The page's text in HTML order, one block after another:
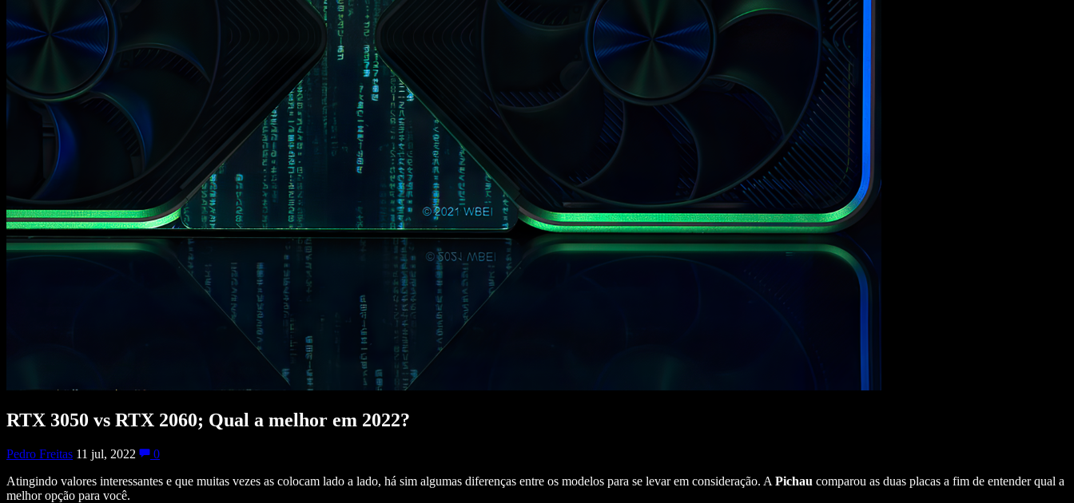
RTX 3050 vs RTX 2060; Qual a melhor em 2022?
Pedro Freitas 11 jul, 2022
0
Atingindo valores interessantes e que muitas vezes as colocam lado a lado, há sim algumas diferenças entre os modelos para se levar em consideração. A Pichau comparou as duas placas a fim de entender qual a
melhor opção para você.